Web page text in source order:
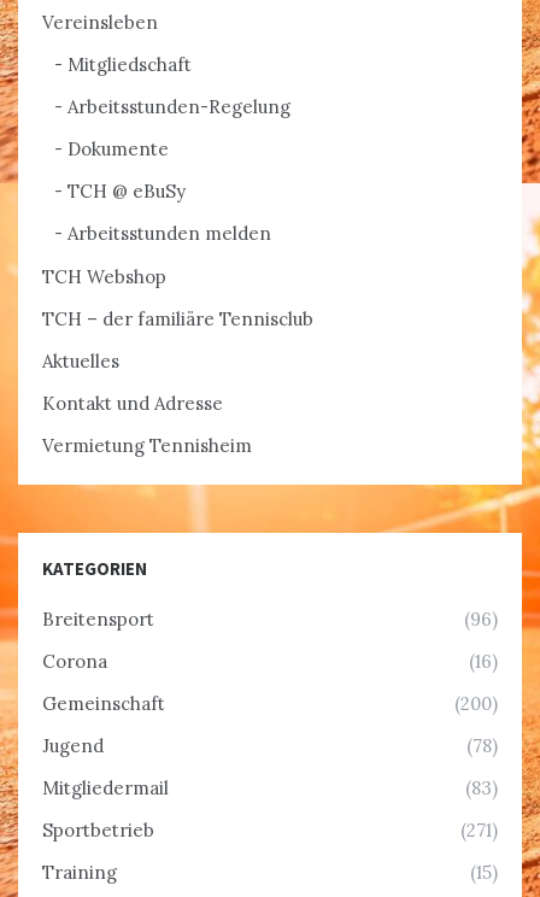
Vereinsleben
Mitgliedschaft
Arbeitsstunden-Regelung
Dokumente
TCH @ eBuSy
Arbeitsstunden melden
TCH Webshop
TCH – der familiäre Tennisclub
Aktuelles
Kontakt und Adresse
Vermietung Tennisheim
KATEGORIEN
Breitensport
(96)
Corona
(16)
Gemeinschaft
(200)
Jugend
(78)
Mitgliedermail
(83)
Sportbetrieb
(271)
Training
(15)